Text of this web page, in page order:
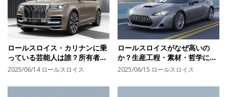
ロールスロイス・カリナンに乗
っている芸能人は誰？所有者の
傾向と"憧れ"を超える存在感の
2025/06/14 ロールスロイス
ロールスロイスがなぜ高いの
か？生産工程・素材・哲学に秘
められた"唯一無二"の価値を読
2025/06/15 ロールスロイス